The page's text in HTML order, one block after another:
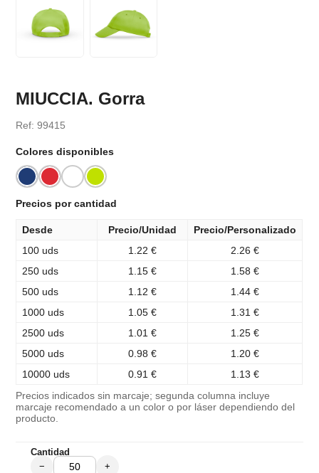
MIUCCIA. Gorra
Ref: 99415
Colores disponibles
Precios por cantidad
Desde Precio/Unidad
Precio/Personalizado
100 uds
1.22 €
2.26 €
250 uds
1.15 €
1.58 €
500 uds
1.12 €
1.44 €
1000 uds
1.05 €
1.31 €
2500 uds
1.01 €
1.25 €
5000 uds
0.98 €
1.20 €
10000 uds
0.91 € 1.13 €
Precios indicados sin marcaje; segunda columna incluye
marcaje recomendado a un color o por láser dependiendo del
producto.
Cantidad
− +